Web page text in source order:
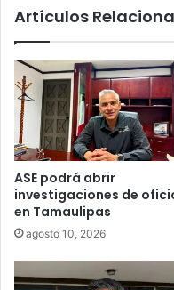
Artículos
ASE podrá abrir
investigaciones de
en Tamaulipas
agosto 10, 2026